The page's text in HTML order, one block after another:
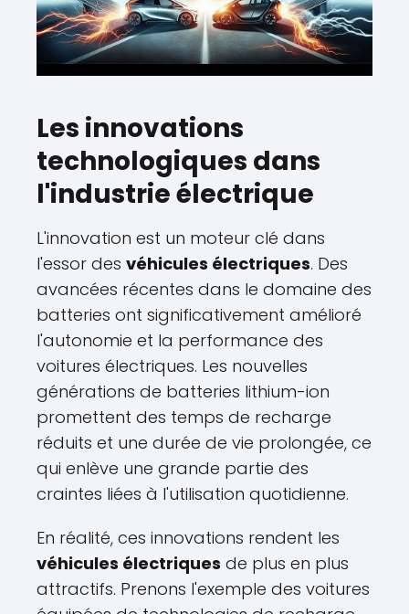
Les innovations
technologiques dans
l'industrie électrique
L'innovation est un moteur clé dans
l'essor des véhicules électriques. Des
avancées récentes dans le domaine des
batteries ont significativement amélioré
l'autonomie et la performance des
voitures électriques. Les nouvelles
générations de batteries lithium-ion
promettent des temps de recharge
réduits et une durée de vie prolongée, ce
qui enlève une grande partie des
craintes liées à l'utilisation quotidienne.
En réalité, ces innovations rendent les
véhicules électriques de plus en plus
attractifs. Prenons l'exemple des voitures